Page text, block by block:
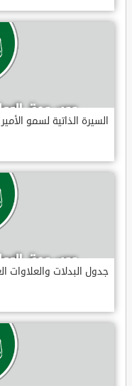
السيرة الذاتية لسمو
جدول البدلات والعلاوات